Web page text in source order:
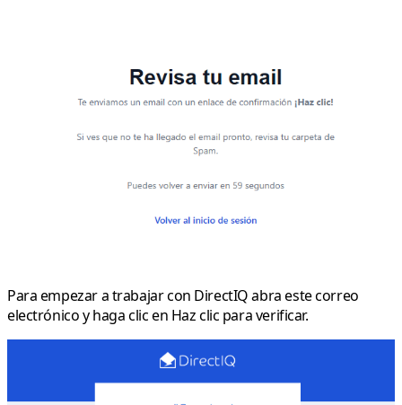
Para empezar a trabajar con DirectIQ abra este correo
electrónico y haga clic en Haz clic para verificar.